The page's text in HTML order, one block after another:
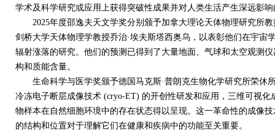
学术及科学研究或应用上获得突破性成果并对人类生活产生深远影
2025年度邵逸夫天文学奖分别颁予加拿大理论天体物理研究所
剑桥大学天体物理学教授乔治·埃夫斯塔西奥乌，以表彰他们在宇宙
辐射涨落的研究。他们的预测已得到了大量地面、气球和太空观测
构和质能含量。
生命科学与医学奖颁予德国马克斯·普朗克生物化学研究所荣休
冷冻电子断层成像技术 (cryo-ET) 的开创性研发和应用，三维可视
物样本在自然细胞环境中的存在状态得以呈现。这一革命性的成像
的结构和位置对于理解它们在健康和疾病中的功能至关重要。